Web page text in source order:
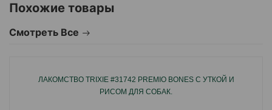
к рациону собаки.
Страна производства:Нидерланды.
Похожие товары
Смотреть Все
ЛАКОМСТВО TRIXIE #31742 PREMIO BONES С УТКОЙ И
РИСОМ ДЛЯ СОБАК.